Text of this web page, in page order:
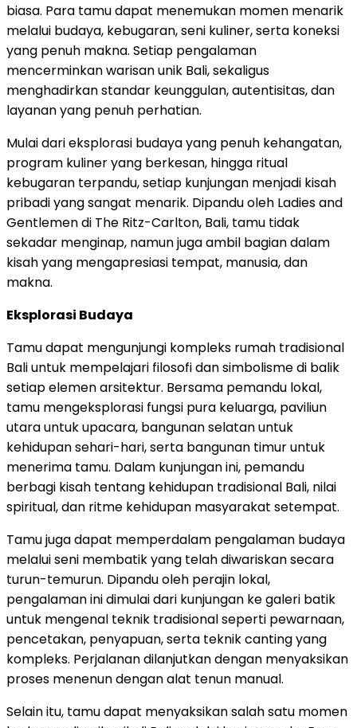
biasa. Para tamu dapat menemukan momen menarik
melalui budaya, kebugaran, seni kuliner, serta koneksi
yang penuh makna. Setiap pengalaman
mencerminkan warisan unik Bali, sekaligus
menghadirkan standar keunggulan, autentisitas, dan
layanan yang penuh perhatian.
Mulai dari eksplorasi budaya yang penuh kehangatan,
program kuliner yang berkesan, hingga ritual
kebugaran terpandu, setiap kunjungan menjadi kisah
pribadi yang sangat menarik. Dipandu oleh Ladies and
Gentlemen di The Ritz-Carlton, Bali, tamu tidak
sekadar menginap, namun juga ambil bagian dalam
kisah yang mengapresiasi tempat, manusia, dan
makna.
Eksplorasi Budaya
Tamu dapat mengunjungi kompleks rumah tradisional
Bali untuk mempelajari filosofi dan simbolisme di balik
setiap elemen arsitektur. Bersama pemandu lokal,
tamu mengeksplorasi fungsi pura keluarga, paviliun
utara untuk upacara, bangunan selatan untuk
kehidupan sehari-hari, serta bangunan timur untuk
menerima tamu. Dalam kunjungan ini, pemandu
berbagi kisah tentang kehidupan tradisional Bali, nilai
spiritual, dan ritme kehidupan masyarakat setempat.
Tamu juga dapat memperdalam pengalaman budaya
melalui seni membatik yang telah diwariskan secara
turun-temurun. Dipandu oleh perajin lokal,
pengalaman ini dimulai dari kunjungan ke galeri batik
untuk mengenal teknik tradisional seperti pewarnaan,
pencetakan, penyapuan, serta teknik canting yang
kompleks. Perjalanan dilanjutkan dengan menyaksikan
proses menenun dengan alat tenun manual.
Selain itu, tamu dapat menyaksikan salah satu momen